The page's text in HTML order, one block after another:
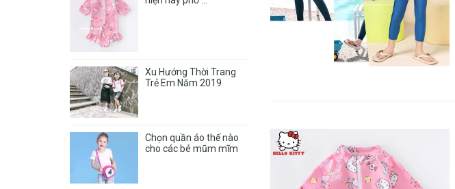
Xu Hướng Thời Trang
Trẻ Em Năm 2019
Chọn quần áo thế nào
cho các bé mũm mĩm